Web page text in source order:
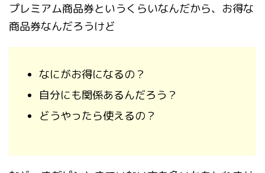
プレミアム商品券というくらいなんだから、お得な
商品券なんだろうけど
なにがお得になるの？
自分にも関係あるんだろう？
どうやったら使えるの？